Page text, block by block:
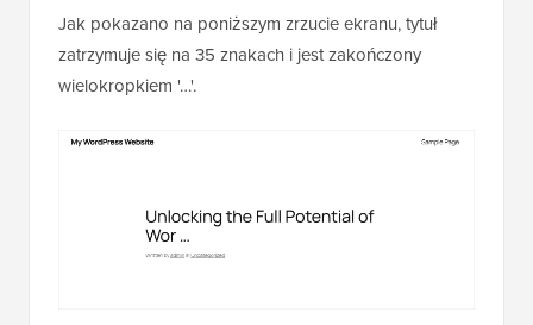
Jak pokazano na poniższym zrzucie ekranu, tytuł
zatrzymuje się na 35 znakach i jest zakończony
wielokropkiem '…'.